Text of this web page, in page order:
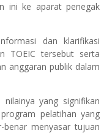
ini ke aparat penegak
dan klarifikasi
TOEIC tersebut serta
anggaran publik dalam
yang signifikan
pelatihan yang
benar menyasar tujuan